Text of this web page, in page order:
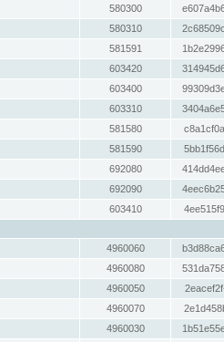
580300
580310
581591
603420
603400
603310
581580
581590
692080
692090
603410
4960060
4960080
4960050
4960070
4960030